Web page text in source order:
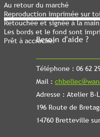
Besoin d'aide ?
Téléphone : 06 62
Mail :
Adresse : Atelier B-
196 Route de
14760 Bretteville
Au retour du marché
Reproduction imprimée sur
Retouchée et signée à la
Les bords et le fond sont
Prêt à accrocher